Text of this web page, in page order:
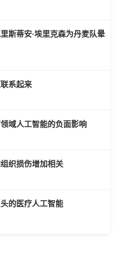
斯蒂安·埃里克森为丹麦队晕
系起来
域人工智能的负面影响
织损伤增加相关
的医疗人工智能